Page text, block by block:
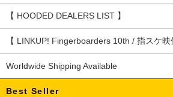
【 HOODED DEALERS LIST 】
【 LINKUP! Fingerboarders 10th / 指スケ映
Worldwide Shipping Available
Best Seller